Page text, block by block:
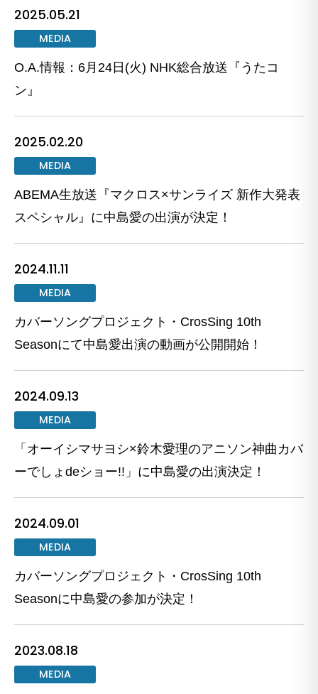
2025.05.21
MEDIA
O.A.情報：6月24日(火) NHK総合放送『うたコ
ン』
2025.02.20
MEDIA
ABEMA生放送『マクロス×サンライズ 新作大発表
スペシャル』に中島愛の出演が決定！
2024.11.11
MEDIA
カバーソングプロジェクト・CrosSing 10th
Seasonにて中島愛出演の動画が公開開始！
2024.09.13
MEDIA
「オーイシマサヨシ×鈴木愛理のアニソン神曲カバ
ーでしょdeショー!!」に中島愛の出演決定！
2024.09.01
MEDIA
カバーソングプロジェクト・CrosSing 10th
Seasonに中島愛の参加が決定！
2023.08.18
MEDIA